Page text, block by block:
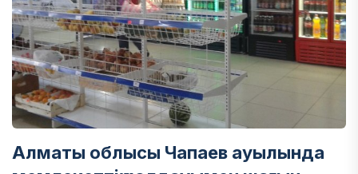
Алматы облысы Чапаев ауылында